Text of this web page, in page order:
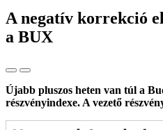
A negatív korrekció
a BUX
Újabb pluszos heten van túl a
részvényindexe. A vezető